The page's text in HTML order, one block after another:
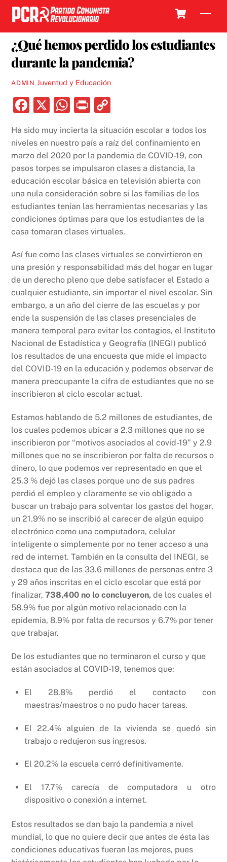
Skip
content
¿Qué hemos perdido los estudiantes
durante la pandemia?
ADMIN Juventud y Educación
F
c
e
b
o
o
k
X
W
at
s
A
p
p
P
nt p
y
Li
n
k
Ha sido muy incierta la situación escolar a todos los
niveles en nuestro país a raíz del confinamiento en
marzo del 2020 por la pandemia de COVID-19, con
pasos torpes se impulsaron clases a distancia, la
educación escolar básica en televisión abierta con
una nula consideración sobre si las familias de los
estudiantes tenían las herramientas necesarias y las
condiciones óptimas para que los estudiantes de la
casa tomaran clases virtuales.
Así fue como las clases virtuales se convirtieron en
una presión y responsabilidad más del hogar en lugar
de un derecho pleno que debe satisfacer el Estado a
cualquier estudiante, sin importar el nivel escolar. Sin
embargo, a un año del cierre de las escuelas y por
ende la suspensión de las clases presenciales de
manera temporal para evitar los contagios, el Instituto
Nacional de Estadística y Geografía (INEGI) publicó
los resultados de una encuesta que mide el impacto
del COVID-19 en la educación y podemos observar de
manera preocupante la cifra de estudiantes que no se
inscribieron al ciclo escolar actual.
Estamos hablando de 5.2 millones de estudiantes, de
los cuales podemos ubicar a 2.3 millones que no se
inscribieron por “motivos asociados al covid-19” y 2.9
millones que no se inscribieron por falta de recursos o
dinero, lo que podemos ver representado en que el
25.3 % dejó las clases porque uno de sus padres
perdió el empleo y claramente se vio obligado a
buscar un trabajo para solventar los gastos del hogar,
un 21.9% no se inscribió al carecer de algún equipo
electrónico como una computadora, celular
inteligente o simplemente por no tener acceso a una
red de internet. También en la consulta del INEGI, se
destaca que de las 33.6 millones de personas entre 3
y 29 años inscritas en el ciclo escolar que está por
finalizar,738,400 no lo concluyeron,de los cuales el
58.9% fue por algún motivo relacionado con la
epidemia, 8.9% por falta de recursos y 6.7% por tener
que trabajar.
De los estudiantes que no terminaron el curso y que
están asociados al COVID-19, tenemos que:
El 28.8% perdió el contacto con
maestras/maestros o no pudo hacer tareas.
El 22.4% alguien de la vivienda se quedó sin
trabajo o redujeron sus ingresos.
El 20.2% la escuela cerró definitivamente.
El 17.7% carecía de computadora u otro
dispositivo o conexión a internet.
Estos resultados se dan bajo la pandemia a nivel
mundial, lo que no quiere decir que antes de ésta las
condiciones educativas fueran las mejores, pues